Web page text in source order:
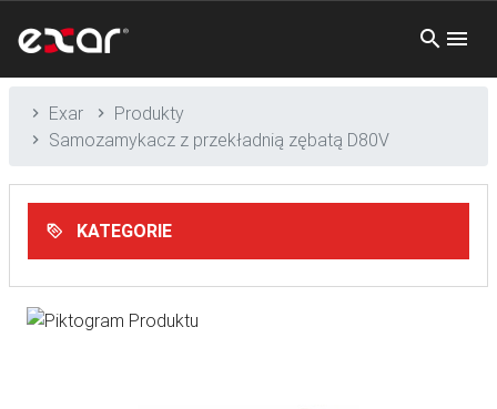
Exar
Produkty
Samozamykacz z przekładnią zębatą D80V
KATEGORIE